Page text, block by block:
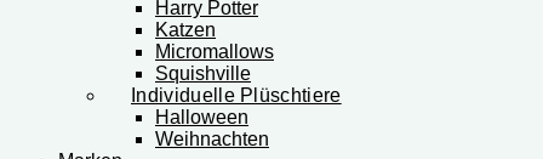
Harry Potter
Katzen
Micromallows
Squishville
Individuelle Plüschtiere
Halloween
Weihnachten